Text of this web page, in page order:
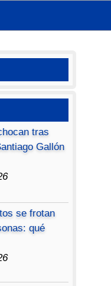
tras
Gallón
se frotan
qué